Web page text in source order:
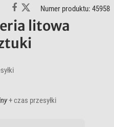
Numer produktu: 45958
litowa
+ czas przesyłki